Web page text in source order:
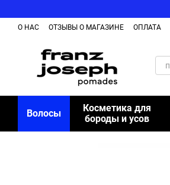
О НАС ОТЗЫВЫ О МАГАЗИНЕ ОПЛАТА
Волосы
Косметика для
бороды и усов